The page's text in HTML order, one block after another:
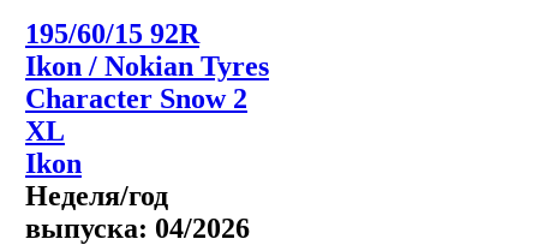
195/60/15 92R
Ikon / Nokian Tyres
Character Snow 2
XL
Ikon
Неделя/год
выпуска: 04/2026